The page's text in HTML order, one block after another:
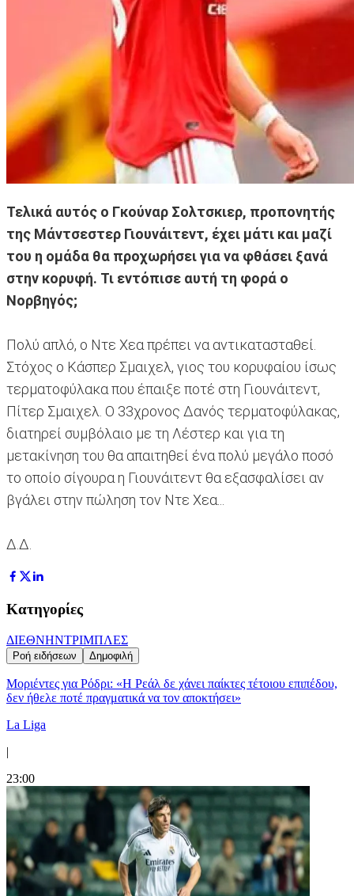
Τελικά αυτός ο Γκούναρ Σολτσκιερ, προπονητής
της Μάντσεστερ Γιουνάιτεντ, έχει μάτι και μαζί
του η ομάδα θα προχωρήσει για να φθάσει ξανά
στην κορυφή. Τι εντόπισε αυτή τη φορά ο
Νορβηγός;
Πολύ απλό, ο Ντε Χεα πρέπει να αντικατασταθεί.
Στόχος ο Κάσπερ Σμαιχελ, γιος του κορυφαίου ίσως
τερματοφύλακα που έπαιξε ποτέ στη Γιουνάιτεντ,
Πίτερ Σμαιχελ. Ο 33χρονος Δανός τερματοφύλακας,
διατηρεί συμβόλαιο με τη Λέστερ και για τη
μετακίνηση του θα απαιτηθεί ένα πολύ μεγάλο ποσό
το οποίο σίγουρα η Γιουνάιτεντ θα εξασφαλίσει αν
βγάλει στην πώληση τον Ντε Χεα...
Δ.Δ.
Κατηγορίες
ΔΙΕΘΝΗΝΤΡΙΜΠΛΕΣ
Ροή ειδήσεων Δημοφιλή
Μοριέντες για Ρόδρι: «Η Ρεάλ δε χάνει παίκτες τέτοιου επιπέδου,
δεν ήθελε ποτέ πραγματικά να τον αποκτήσει»
La Liga
|
23:00